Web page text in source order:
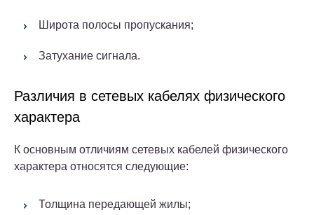
Широта полосы пропускания;
Затухание сигнала.
Различия в сетевых кабелях физического
характера
К основным отличиям сетевых кабелей физического
характера относятся следующие:
Толщина передающей жилы;